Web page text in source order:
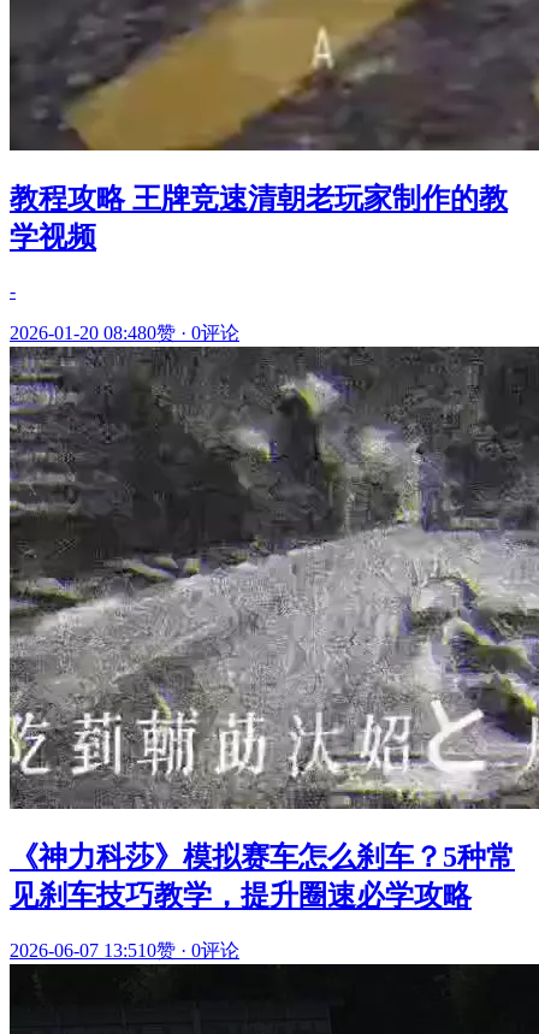
教程攻略 王牌竞速清朝老玩家制作的教
学视频
-
2026-01-20 08:480赞 · 0评论
《神力科莎》模拟赛车怎么刹车？5种常
见刹车技巧教学，提升圈速必学攻略
2026-06-07 13:510赞 · 0评论